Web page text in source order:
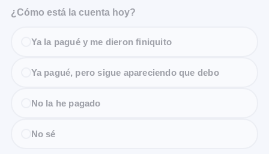
¿Cómo está la cuenta hoy?
Ya la pagué y me dieron finiquito
Ya pagué, pero sigue apareciendo que debo
No la he pagado
No sé